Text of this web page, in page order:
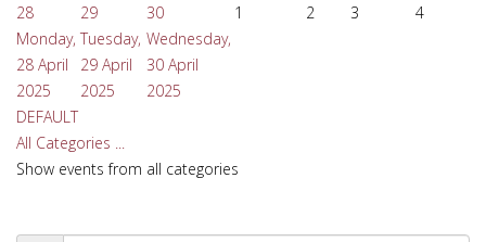
28
Monday,
28 April
2025
29
Tuesday,
29 April
2025
30
Wednesday,
30 April
2025
1 2 3 4
DEFAULT
All Categories ...
Show events from all categories